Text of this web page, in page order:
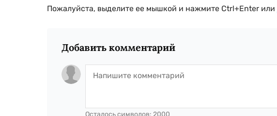
Пожалуйста, выделите ее мышкой и нажмите Ctrl+Enter или
Добавить комментарий